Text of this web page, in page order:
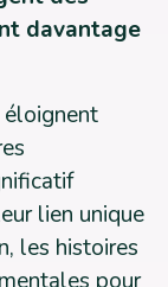
davantage
éloignent
lien unique
les histoires